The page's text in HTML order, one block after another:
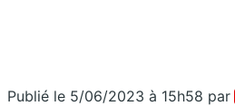
Publié le 5/06/2023 à 15h58 par